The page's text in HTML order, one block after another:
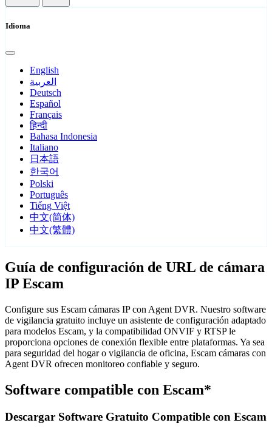
Idioma
English
العربية
Deutsch
Español
Français
हिन्दी
Bahasa Indonesia
Italiano
日本語
한국어
Polski
Português
Tiếng Việt
中文(简体)
中文(繁體)
Guía de configuración de URL de cámara
IP Escam
Configure sus Escam cámaras IP con Agent DVR. Nuestro software
de vigilancia gratuito incluye un asistente de configuración adaptado
para modelos Escam, y la compatibilidad ONVIF y RTSP le
proporciona opciones de conexión flexible entre plataformas. Ya sea
para seguridad del hogar o vigilancia de oficina, Escam cámaras con
Agent DVR ofrecen monitoreo confiable y seguro.
Software compatible con Escam*
Descargar Software Gratuito Compatible con Escam